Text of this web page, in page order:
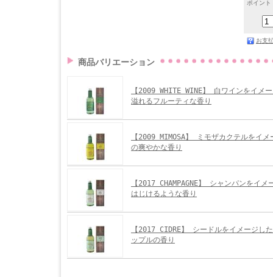
ポイント
お支
商品バリエーション
【2009 WHITE WINE】 白ワインをイメ
溢れるフルーティな香り
【2009 MIMOSA】 ミモザカクテルをイ
の爽やかな香り
【2017 CHAMPAGNE】 シャンパンをイメ
はじけるような香り
【2017 CIDRE】 シードルをイメージし
ップルの香り